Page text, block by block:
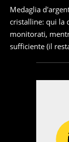
Medaglia
cristalline: qui la
monitorati,
sufficiente (il